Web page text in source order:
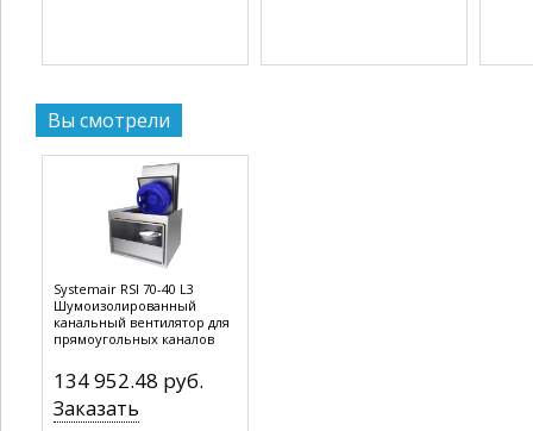
Вы смотрели
Systemair RSI 70-40 L3
Шумоизолированный
канальный вентилятор для
прямоугольных каналов
134 952.48 руб.
Заказать